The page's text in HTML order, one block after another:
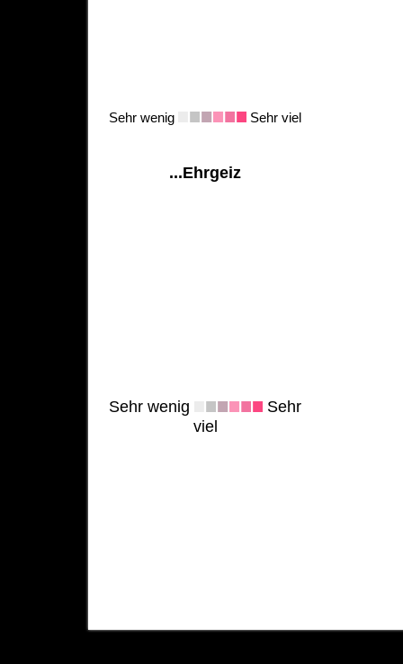
Sehr wenig Sehr viel
...Ehrgeiz
Sehr wenig
Sehr
viel